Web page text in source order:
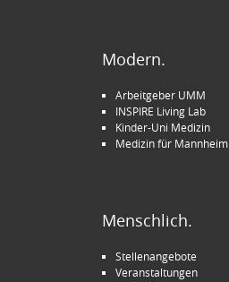
Modern.
Arbeitgeber UMM
INSPIRE Living Lab
Kinder-Uni Medizin
Medizin für Mannheim
Menschlich.
Stellenangebote
Veranstaltungen